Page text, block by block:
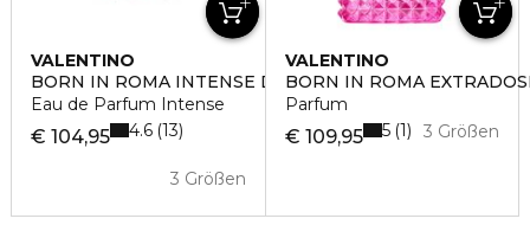
VALENTINO
BORN IN ROMA INTENSE DONNA
Eau de Parfum Intense
€ 104,95
3 Größen
4.6 13
VALENTINO
BORN IN ROMA
Parfum
€ 109,95 3 Größen
5 1